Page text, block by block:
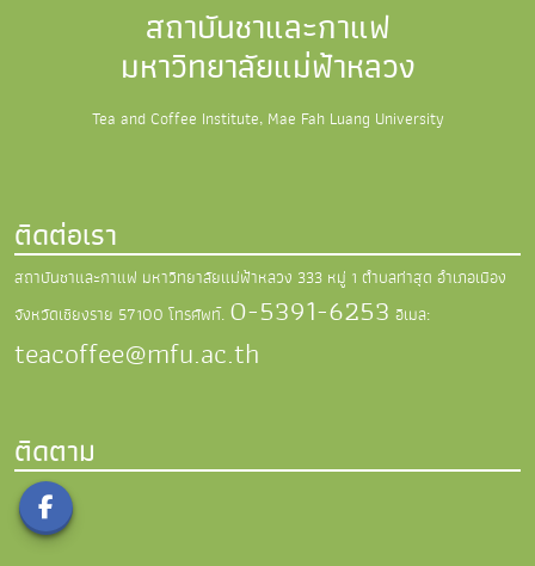
สถาบันชาและกาแฟ
มหาวิทยาลัยแม่ฟ้าหลวง
Tea and Coffee Institute, Mae Fah Luang University
ติดต่อเรา
สถาบันชาและกาแฟ มหาวิทยาลัยแม่ฟ้าหลวง 333 หมู่ 1 ตำบลท่าสุด อำเภอเมือง
จังหวัดเชียงราย 57100 โทรศัพท์. 0-5391-6253 อีเมล:
teacoffee@mfu.ac.th
ติดตาม